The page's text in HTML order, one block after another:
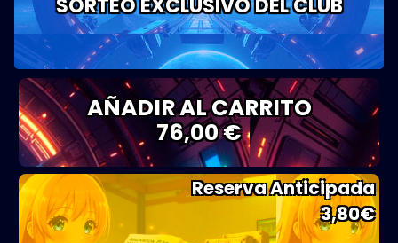
SORTEO EXCLUSIVO DEL CLUB
AÑADIR AL CARRITO
76,00 €
Reserva Anticipada
3,80€